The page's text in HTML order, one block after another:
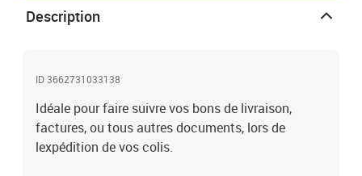
Description
ID 3662731033138
Idéale pour faire suivre vos bons de livraison,
factures, ou tous autres documents, lors de
lexpédition de vos colis.